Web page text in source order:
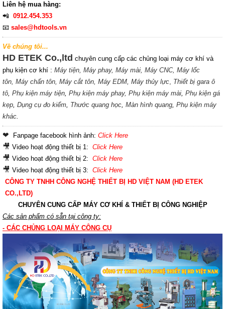
Liên hệ mua hàng:
📲 0912.454.353
📧 sales@hdtools.vn
Về chúng tôi...
HD ETEK Co.,ltd chuyên cung cấp các chủng loại máy cơ khí và
phụ kiện cơ khí : Máy tiện, Máy phay, Máy mài, Máy CNC, Máy lốc
tôn, Máy chấn tôn, Máy cắt tôn, Máy EDM, Máy thủy lực, Thiết bị gara ô
tô, Phụ kiện máy tiện, Phụ kiện máy phay, Phụ kiện máy mài, Phụ kiện gá
kẹp, Dụng cụ đo kiểm, Thước quang học, Màn hình quang, Phụ kiện máy
khác.
❤ Fanpage facebook hình ảnh: Click Here
🎥 Video hoạt động thiết bị 1: Click Here
🎥 Video hoạt động thiết bị 2: Click Here
🎥 Video hoạt động thiết bị 3: Click Here
CÔNG TY TNHH CÔNG NGHỆ THIẾT BỊ HD VIỆT NAM (HD ETEK
CO.,LTD)
CHUYÊN CUNG CẤP MÁY CƠ KHÍ & THIẾT BỊ CÔNG NGHIỆP
Các sản phẩm có sẵn tại công ty:
- CÁC CHỦNG LOẠI MÁY CÔNG CỤ